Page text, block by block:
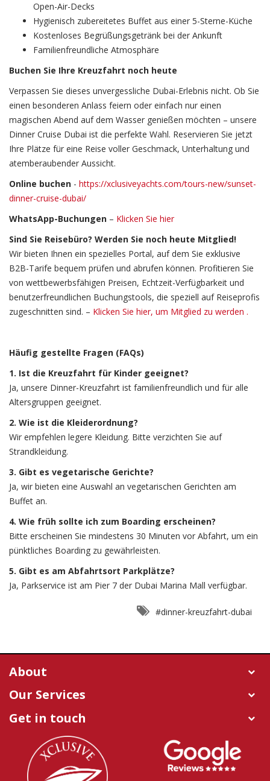
Open-Air-Decks
Hygienisch zubereitetes Buffet aus einer 5-Sterne-Küche
Kostenloses Begrüßungsgetränk bei der Ankunft
Familienfreundliche Atmosphäre
Buchen Sie Ihre Kreuzfahrt noch heute
Verpassen Sie dieses unvergessliche Dubai-Erlebnis nicht. Ob Sie
einen besonderen Anlass feiern oder einfach nur einen
magischen Abend auf dem Wasser genießen möchten – unsere
Dinner Cruise Dubai ist die perfekte Wahl. Reservieren Sie jetzt
Ihre Plätze für eine Reise voller Geschmack, Unterhaltung und
atemberaubender Aussicht.
Online buchen - https://xclusiveyachts.com/tours-new/sunset-
dinner-cruise-dubai/
WhatsApp-Buchungen – Klicken Sie hier
Sind Sie Reisebüro? Werden Sie noch heute Mitglied!
Wir bieten Ihnen ein spezielles Portal, auf dem Sie exklusive
B2B-Tarife bequem prüfen und abrufen können. Profitieren Sie
von wettbewerbsfähigen Preisen, Echtzeit-Verfügbarkeit und
benutzerfreundlichen Buchungstools, die speziell auf Reiseprofis
zugeschnitten sind. – Klicken Sie hier, um Mitglied zu werden .
Häufig gestellte Fragen (FAQs)
1. Ist die Kreuzfahrt für Kinder geeignet?
Ja, unsere Dinner-Kreuzfahrt ist familienfreundlich und für alle
Altersgruppen geeignet.
2. Wie ist die Kleiderordnung?
Wir empfehlen legere Kleidung. Bitte verzichten Sie auf
Strandkleidung.
3. Gibt es vegetarische Gerichte?
Ja, wir bieten eine Auswahl an vegetarischen Gerichten am
Buffet an.
4. Wie früh sollte ich zum Boarding erscheinen?
Bitte erscheinen Sie mindestens 30 Minuten vor Abfahrt, um ein
pünktliches Boarding zu gewährleisten.
5. Gibt es am Abfahrtsort Parkplätze?
Ja, Parkservice ist am Pier 7 der Dubai Marina Mall verfügbar.
#dinner-kreuzfahrt-dubai
About
Our Services
Get in touch